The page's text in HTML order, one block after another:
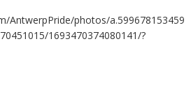
AntwerpPride/photos/a.599678153459
1693470374080141/?